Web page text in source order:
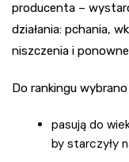
producenta –
działania: pchania,
niszczenia i
Do rankingu
pasują do
by starczyły